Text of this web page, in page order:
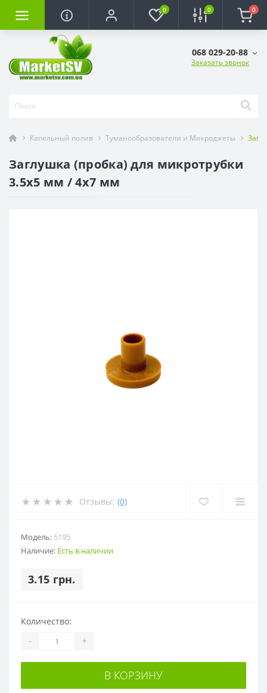
0 0 0
068 029-20-88
Заказать звонок
Капельный полив Туманообразователи и Микроджеты
Заглушка (пробка) для микротрубки
3.5х5 мм / 4х7 мм
Отзывы: (0)
Модель: 5195
Наличие: Есть в наличии
3.15 грн.
Количество:
- +
В КОРЗИНУ